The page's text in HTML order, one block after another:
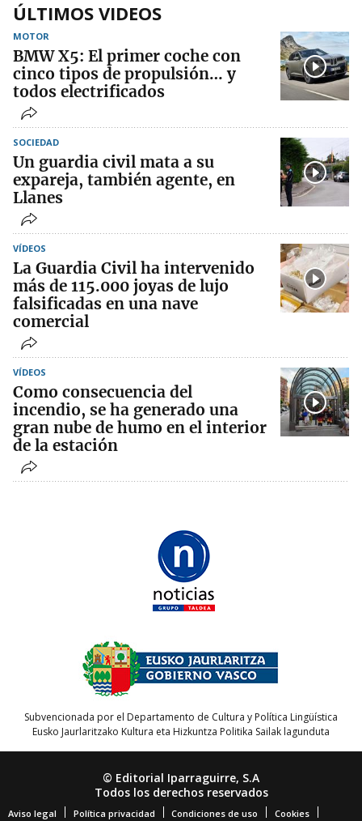
ÚLTIMOS VIDEOS
MOTOR
BMW X5: El primer coche con
cinco tipos de propulsión… y
todos electrificados
SOCIEDAD
Un guardia civil mata a su
expareja, también agente, en
Llanes
VÍDEOS
La Guardia Civil ha intervenido
más de 115.000 joyas de lujo
falsificadas en una nave
comercial
VÍDEOS
Como consecuencia del
incendio, se ha generado una
gran nube de humo en el interior
de la estación
Subvencionada por el Departamento de Cultura y Política Lingüística
Eusko Jaurlaritzako Kultura eta Hizkuntza Politika Sailak lagunduta
© Editorial Iparraguirre, S.A
Todos los derechos reservados
Aviso legal Política privacidad Condiciones de uso Cookies